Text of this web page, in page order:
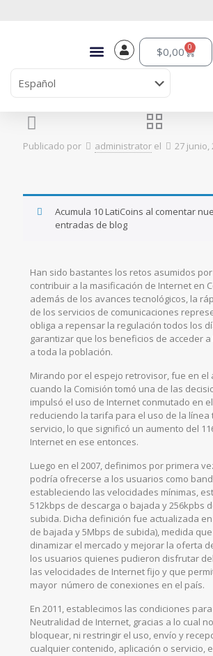
$0,00 0
Publicado por administrator el 27 junio,
Acumula 10 LatiCoins al comentar
entradas de blog
Han sido bastantes los retos asumidos por
contribuir a la masificación de Internet en
además de los avances tecnológicos, la
de los servicios de comunicaciones
obliga a repensar la regulación todos los
garantizar que los beneficios de acceder
a toda la población.
Mirando por el espejo retrovisor, fue en el
cuando la Comisión tomó una de las
impulsó el uso de Internet conmutado en
reduciendo la tarifa para el uso de la línea
servicio, lo que significó un aumento del
Internet en ese entonces.
Luego en el 2007, definimos por primera
podría ofrecerse a los usuarios como
estableciendo las velocidades mínimas,
512kbps de descarga o bajada y 256kpbs
subida. Dicha definición fue actualizada en
de bajada y 5Mbps de subida), medida
dinamizar el mercado y mejorar la oferta
los usuarios quienes pudieron disfrutar
las velocidades de Internet fijo y que
mayor número de conexiones en el país.
En 2011, establecimos las condiciones
Neutralidad de Internet, gracias a lo cual
bloquear, ni restringir el uso, envío y
cualquier contenido, aplicación o servicio,